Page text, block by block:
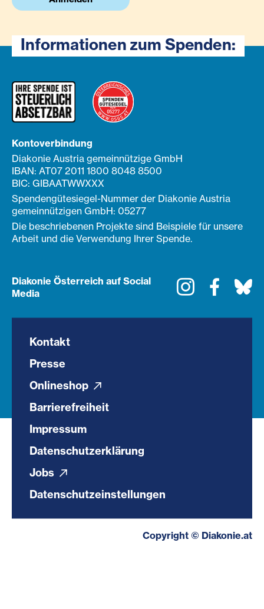
Informationen zum Spenden:
Kontoverbindung
Diakonie Austria gemeinnützige GmbH
IBAN: AT07 2011 1800 8048 8500
BIC: GIBAATWWXXX
Spendengütesiegel-Nummer der Diakonie Austria
gemeinnützigen GmbH: 05277
Die beschriebenen Projekte sind Beispiele für unsere
Arbeit und die Verwendung Ihrer Spende.
Diakonie Österreich auf Social
Media
Instagram
Kontakt
Presse
Onlineshop
Barrierefreiheit
Impressum
Datenschutzerklärung
Jobs
Datenschutzeinstellungen
Copyright © Diakonie.at